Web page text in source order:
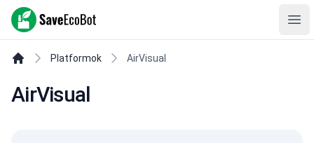
SaveEcoBot
Platformok AirVisual
AirVisual